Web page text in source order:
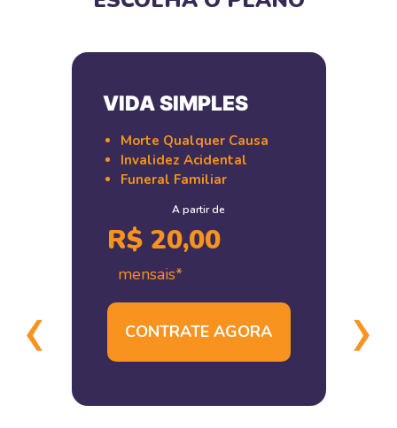
VIDA SIMPLES
Morte Qualquer Causa
Invalidez Acidental
Funeral Familiar
A partir de
R$ 20,00
mensais*
CONTRATE AGORA
‹ ›